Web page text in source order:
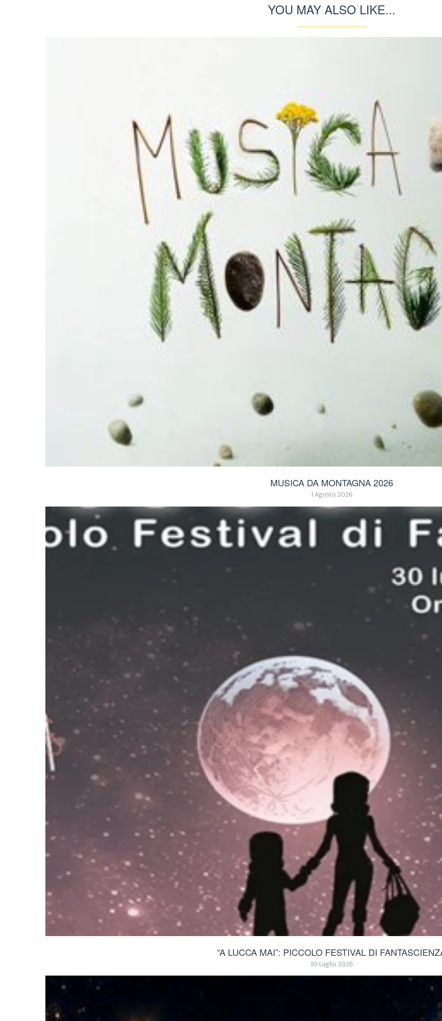
YOU MAY ALSO LIKE...
MUSICA DA MONTAGNA 2026
1 Agosto 2026
“A LUCCA MAI”: PICCOLO FESTIVAL DI
30 Luglio 2026